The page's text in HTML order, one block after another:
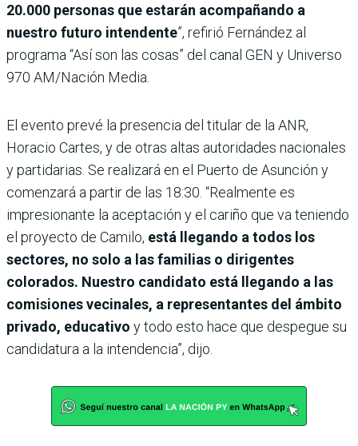
20.000 personas que estarán acompañando a
nuestro futuro intendente”, refirió Fernández al
programa “Así son las cosas” del canal GEN y Universo
970 AM/Nación Media.
El evento prevé la presencia del titular de la ANR,
Horacio Cartes, y de otras altas autoridades nacionales
y partidarias. Se realizará en el Puerto de Asunción y
comenzará a partir de las 18:30. “Realmente es
impresionante la aceptación y el cariño que va teniendo
el proyecto de Camilo, está llegando a todos los
sectores, no solo a las familias o dirigentes
colorados. Nuestro candidato está llegando a las
comisiones vecinales, a representantes del ámbito
privado, educativo y todo esto hace que despegue su
candidatura a la intendencia”, dijo.